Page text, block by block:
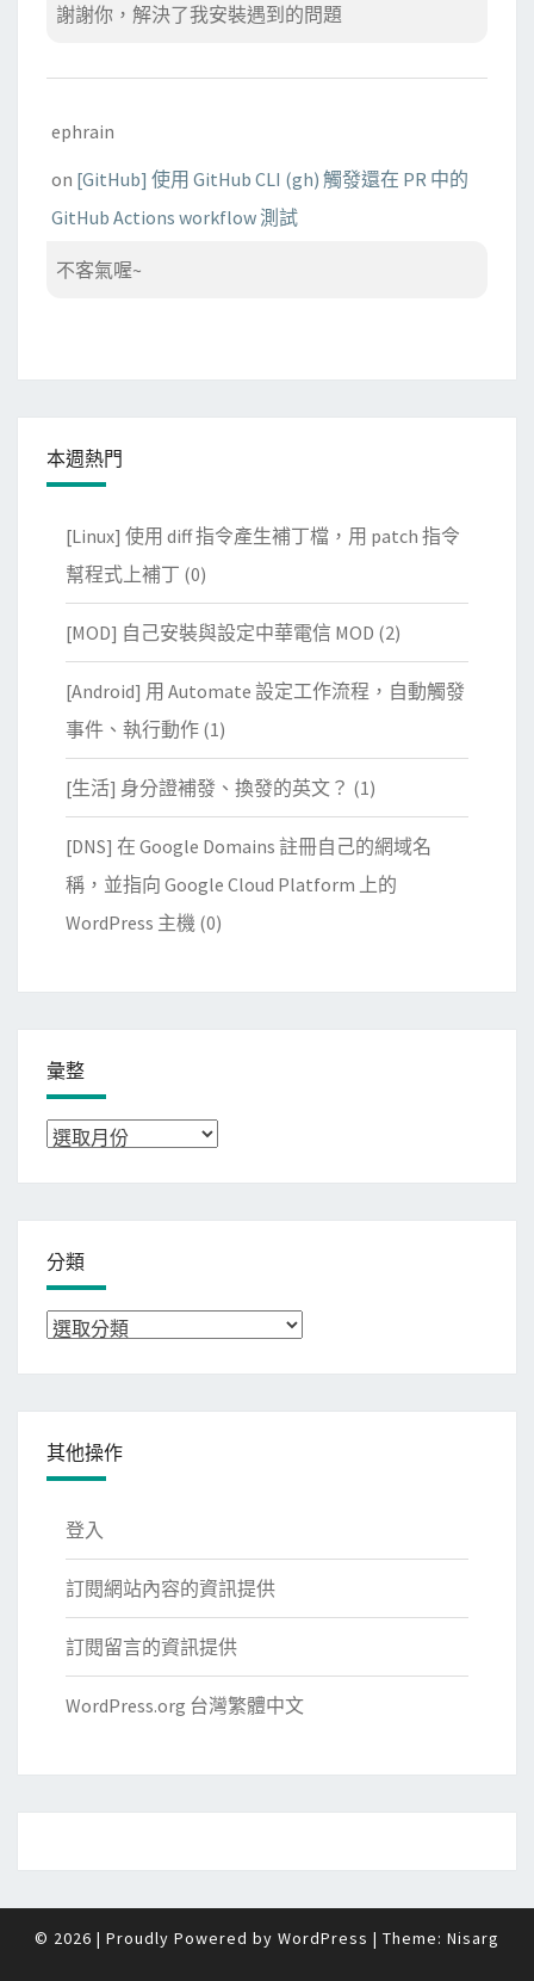
謝謝你，解決了我安裝遇到的問題
ephrain
on [GitHub] 使用 GitHub CLI (gh) 觸發還在 PR 中的
GitHub Actions workflow 測試
不客氣喔~
本週熱門
[Linux] 使用 diff 指令產生補丁檔，用 patch 指令
幫程式上補丁 (0)
[MOD] 自己安裝與設定中華電信 MOD (2)
[Android] 用 Automate 設定工作流程，自動觸發
事件、執行動作 (1)
[生活] 身分證補發、換發的英文？ (1)
[DNS] 在 Google Domains 註冊自己的網域名
稱，並指向 Google Cloud Platform 上的
WordPress 主機 (0)
彙整
彙
分類
分
其他操作
登入
訂閱網站內容的資訊提供
訂閱留言的資訊提供
WordPress.org 台灣繁體中文
© 2026 | Proudly Powered by WordPress | Theme: Nisarg